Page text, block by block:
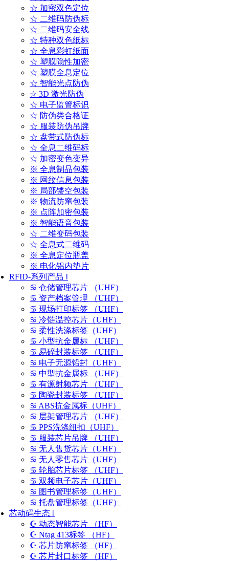
☆ 加密双色定位
☆ 二维码防伪标
☆ 二维码安全线
☆ 特种双色纸标
☆ 全息彩虹纸面
☆ 塑膜隐性加密
☆ 塑膜全息定位
☆ 智能光点防伪
☆ 3D 激光防伪
☆ 电子监管标识
☆ 防伪类合格证
☆ 服装防伪吊牌
☆ 盘带式防伪标
☆ 全息二维码标
☆ 加密变色变异
※ 全息制品包装
※ 网纹信息包装
※ 局部镂空包装
※ 物流防窜包装
※ 点阵加密包装
※ 智能语音包装
☆ 二维变码包装
☆ 全息式二维码
※ 全息定位瓶盖
※ 电化铝内垫片
RFID-系列产品 ‖
♋ 仓储管理芯片 （UHF）
♋ 资产档案管理 （UHF）
♋ 现场打印标签 （UHF）
♋ 冷链温控芯片（UHF）
♋ 柔性洗涤标签（UHF）
♋ 小型抗金属标 （UHF）
♋ 易碎封装标签 （UHF）
♋ 电子无源铅封（UHF）
♋ 中型抗金属标 （UHF）
♋ 有源射频芯片 （UHF）
♋ 陶瓷封装标签 （UHF）
♋ ABS抗金属标（UHF）
♋ 层架管理芯片 （UHF）
♋ PPS洗涤纽扣（UHF）
♋ 服装芯片吊牌 （UHF）
♋ 无人售货芯片（UHF）
♋ 无人零售芯片（UHF）
♋ 轮胎芯片标签 （UHF）
♋ 双频电子芯片（UHF）
♋ 图书管理标签（UHF）
♋ 托盘管理标签（UHF）
芯动码生态 ‖
☪ 动态智能芯片 （HF）
☪ Ntag 413标签 （HF）
☪ 芯片防窜标签 （HF）
☪ 芯片封口标签 （HF）